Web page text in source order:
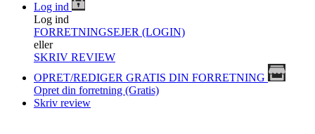
Log ind
Log ind
FORRETNINGSEJER (LOGIN)
eller
SKRIV REVIEW
OPRET/REDIGER GRATIS DIN FORRETNING
Opret din forretning (Gratis)
Skriv review